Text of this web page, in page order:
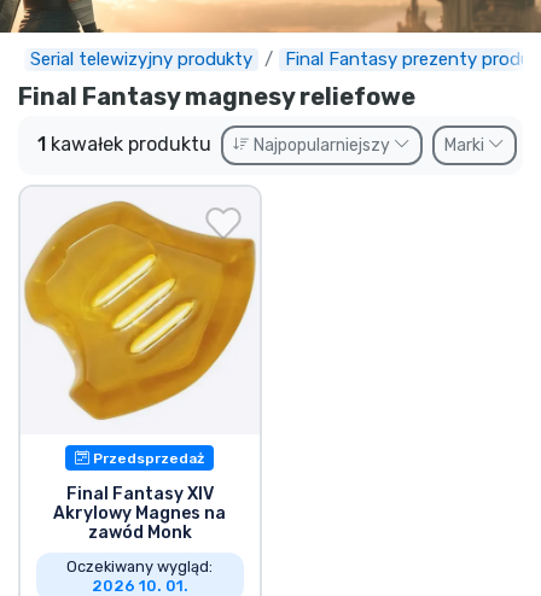
Serial telewizyjny produkty Final Fantasy prezenty
Final Fantasy magnesy reliefowe
1 kawałek produktu Najpopularniejszy Marki
Przedsprzedaż
Final Fantasy XIV
Akrylowy Magnes na
zawód Monk
Oczekiwany wygląd:
2026 10. 01.
Doręczenie ekspresowe
Przedsprzedaż
Outlet produkty
Wysyłka i płatność
Rzeczy seryjne
Rzeczy filmowe
Wspaniałe rzeczy
Rzeczy z anime
Rzeczy dla graczy